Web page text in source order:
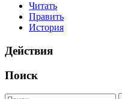
Читать
Править
История
Действия
Поиск